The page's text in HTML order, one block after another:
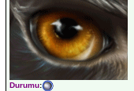
Durumu: